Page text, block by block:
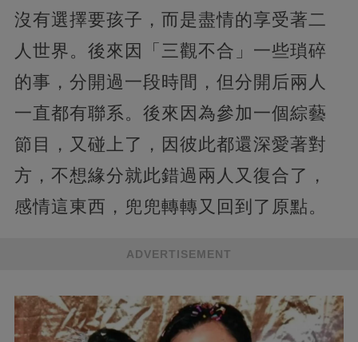
沒有選擇要孩子，而是盡情的享受著二
人世界。後來因「三觀不合」一些瑣碎
的事，分開過一段時間，但分開后兩人
一直都有聯系。後來因為參加一個綜藝
節目，又碰上了，因彼此都還深愛著對
方，不想緣分就此錯過兩人又復合了，
感情這東西，兜兜轉轉又回到了原點。
ADVERTISEMENT